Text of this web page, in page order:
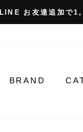
LINE お友達追加で
BRAND